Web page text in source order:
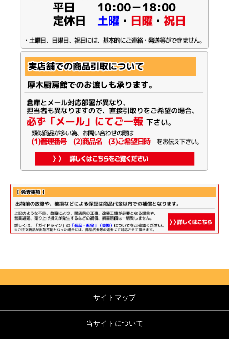
サイトマップ
当サイトについて